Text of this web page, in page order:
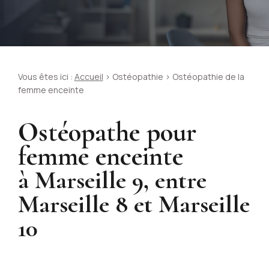
Vous êtes ici : Accueil > Ostéopathie > Ostéopathie de la
femme enceinte
Ostéopathe pour
femme enceinte
à Marseille 9, entre
Marseille 8 et Marseille
10